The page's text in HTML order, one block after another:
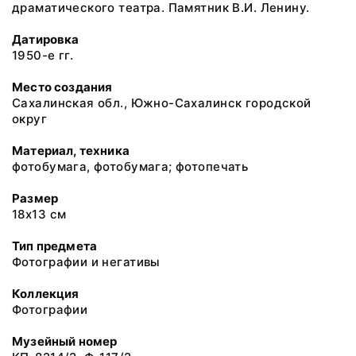
драматического театра. Памятник В.И. Ленину.
Датировка
1950-е гг.
Место создания
Сахалинская обл., Южно-Сахалинск городской
округ
Материал, техника
фотобумага, фотобумага; фотопечать
Размер
18х13 см
Тип предмета
Фотографии и негативы
Коллекция
Фотографии
Музейный номер